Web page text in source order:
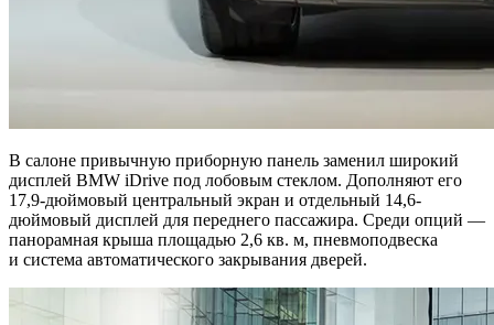
В салоне привычную приборную панель заменил широкий
дисплей BMW iDrive под лобовым стеклом. Дополняют его
17,9-дюймовый центральный экран и отдельный 14,6-
дюймовый дисплей для переднего пассажира. Среди опций —
панорамная крыша площадью 2,6 кв. м, пневмоподвеска
и система автоматического закрывания дверей.